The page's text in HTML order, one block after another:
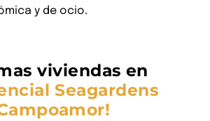
y de ocio.
viviendas en
Seagardens